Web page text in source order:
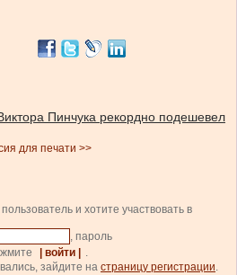
Пинчука рекордно подешевел
для печати >>
и хотите участвовать в
, пароль
| войти |
.
зайдите на страницу регистрации.